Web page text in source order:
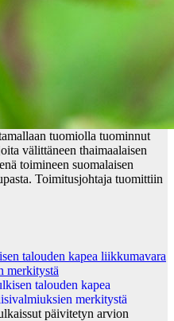
tuomiolla tuominnut
välittäneen thaimaalaisen
toimineen suomalaisen
Toimitusjohtaja tuomittiin
talouden kapea liikkumavara
merkitystä
päivitetyn arvion